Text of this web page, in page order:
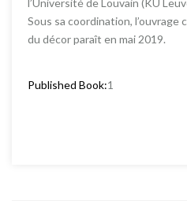
l’Université de Louvain (KU
Sous sa coordination, l’ouvrage
du décor paraît en mai 2019.
Published Book:1